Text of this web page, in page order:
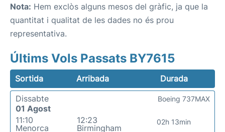
Nota: Hem exclòs alguns mesos del gràfic, ja que la
quantitat i qualitat de les dades no és prou
representativa.
Últims Vols Passats BY7615
Sortida Arribada
Durada
Dissabte
01 Agost
11:10
Menorca
12:23
Birmingham
02h 13min
Boeing 737MAX